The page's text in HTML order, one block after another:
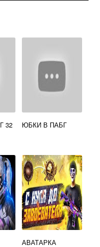
32
ЮБКИ В ПАБГ
АВАТАРКА